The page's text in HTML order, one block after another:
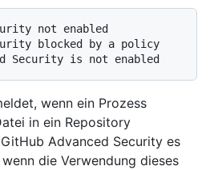
not enabled
blocked by a policy
wenn ein Prozess
in ein Repository
Advanced Security es
die Verwendung dieses